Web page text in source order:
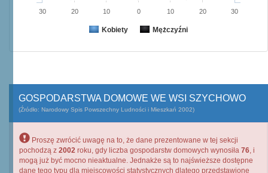
Kobiety Mężczyźni
30 20 10 0 10 20 30
GOSPODARSTWA DOMOWE WE WSI SZYCHOWO
(Źródło: Narodowy Spis Powszechny Ludności i Mieszkań 2002)
Proszę zwrócić uwagę na to, że dane prezentowane w tej sekcji
pochodzą z 2002 roku, gdy liczba gospodarstw domowych wynosiła 76, i
mogą już być mocno nieaktualne. Jednakże są to najświeższe dostępne
dane tego typu dla miejscowości statystycznych dlatego przedstawione